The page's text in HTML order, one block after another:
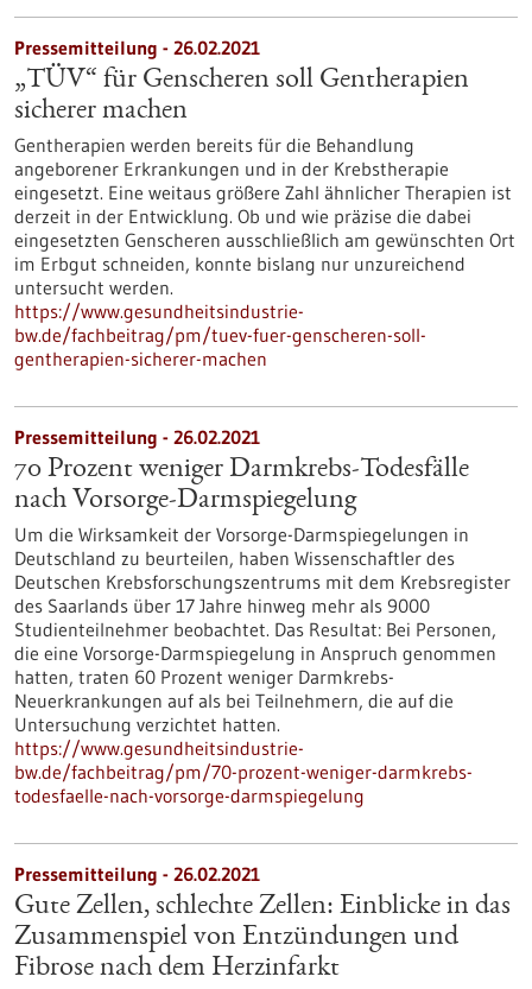
Pressemitteilung - 26.02.2021
„TÜV“ für Genscheren soll Gentherapien
sicherer machen
Gentherapien werden bereits für die Behandlung
angeborener Erkrankungen und in der Krebstherapie
eingesetzt. Eine weitaus größere Zahl ähnlicher Therapien ist
derzeit in der Entwicklung. Ob und wie präzise die dabei
eingesetzten Genscheren ausschließlich am gewünschten Ort
im Erbgut schneiden, konnte bislang nur unzureichend
untersucht werden.
https://www.gesundheitsindustrie-
bw.de/fachbeitrag/pm/tuev-fuer-genscheren-soll-
gentherapien-sicherer-machen
Pressemitteilung - 26.02.2021
70 Prozent weniger Darmkrebs-Todesfälle
nach Vorsorge-Darmspiegelung
Um die Wirksamkeit der Vorsorge-Darmspiegelungen in
Deutschland zu beurteilen, haben Wissenschaftler des
Deutschen Krebsforschungszentrums mit dem Krebsregister
des Saarlands über 17 Jahre hinweg mehr als 9000
Studienteilnehmer beobachtet. Das Resultat: Bei Personen,
die eine Vorsorge-Darmspiegelung in Anspruch genommen
hatten, traten 60 Prozent weniger Darmkrebs-
Neuerkrankungen auf als bei Teilnehmern, die auf die
Untersuchung verzichtet hatten.
https://www.gesundheitsindustrie-
bw.de/fachbeitrag/pm/70-prozent-weniger-darmkrebs-
todesfaelle-nach-vorsorge-darmspiegelung
Pressemitteilung - 26.02.2021
Gute Zellen, schlechte Zellen: Einblicke in das
Zusammenspiel von Entzündungen und
Fibrose nach dem Herzinfarkt